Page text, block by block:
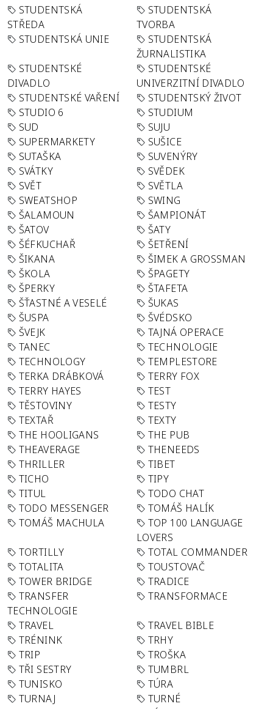
STUDENTSKÁ
STŘEDA
STUDENTSKÁ
TVORBA
STUDENTSKÁ UNIE
STUDENTSKÁ
ŽURNALISTIKA
STUDENTSKÉ
DIVADLO
STUDENTSKÉ
UNIVERZITNÍ DIVADLO
STUDENTSKÉ VAŘENÍ
STUDENTSKÝ ŽIVOT
STUDIO 6
STUDIUM
SUD
SUJU
SUPERMARKETY
SUŠICE
SUTAŠKA
SUVENÝRY
SVÁTKY
SVĚDEK
SVĚT
SVĚTLA
SWEATSHOP
SWING
ŠALAMOUN
ŠAMPIONÁT
ŠATOV
ŠATY
ŠÉFKUCHAŘ
ŠETŘENÍ
ŠIKANA
ŠIMEK A GROSSMAN
ŠKOLA
ŠPAGETY
ŠPERKY
ŠTAFETA
ŠŤASTNÉ A VESELÉ
ŠUKAS
ŠUSPA
ŠVÉDSKO
ŠVEJK
TAJNÁ OPERACE
TANEC
TECHNOLOGIE
TECHNOLOGY
TEMPLESTORE
TERKA DRÁBKOVÁ
TERRY FOX
TERRY HAYES
TEST
TĚSTOVINY
TESTY
TEXTAŘ
TEXTY
THE HOOLIGANS
THE PUB
THEAVERAGE
THENEEDS
THRILLER
TIBET
TICHO
TIPY
TITUL
TODO CHAT
TODO MESSENGER
TOMÁŠ HALÍK
TOMÁŠ MACHULA
TOP 100 LANGUAGE
LOVERS
TORTILLY
TOTAL COMMANDER
TOTALITA
TOUSTOVAČ
TOWER BRIDGE
TRADICE
TRANSFER
TECHNOLOGIE
TRANSFORMACE
TRAVEL
TRAVEL BIBLE
TRÉNINK
TRHY
TRIP
TROŠKA
TŘI SESTRY
TUMBRL
TUNISKO
TÚRA
TURNAJ
TURNÉ